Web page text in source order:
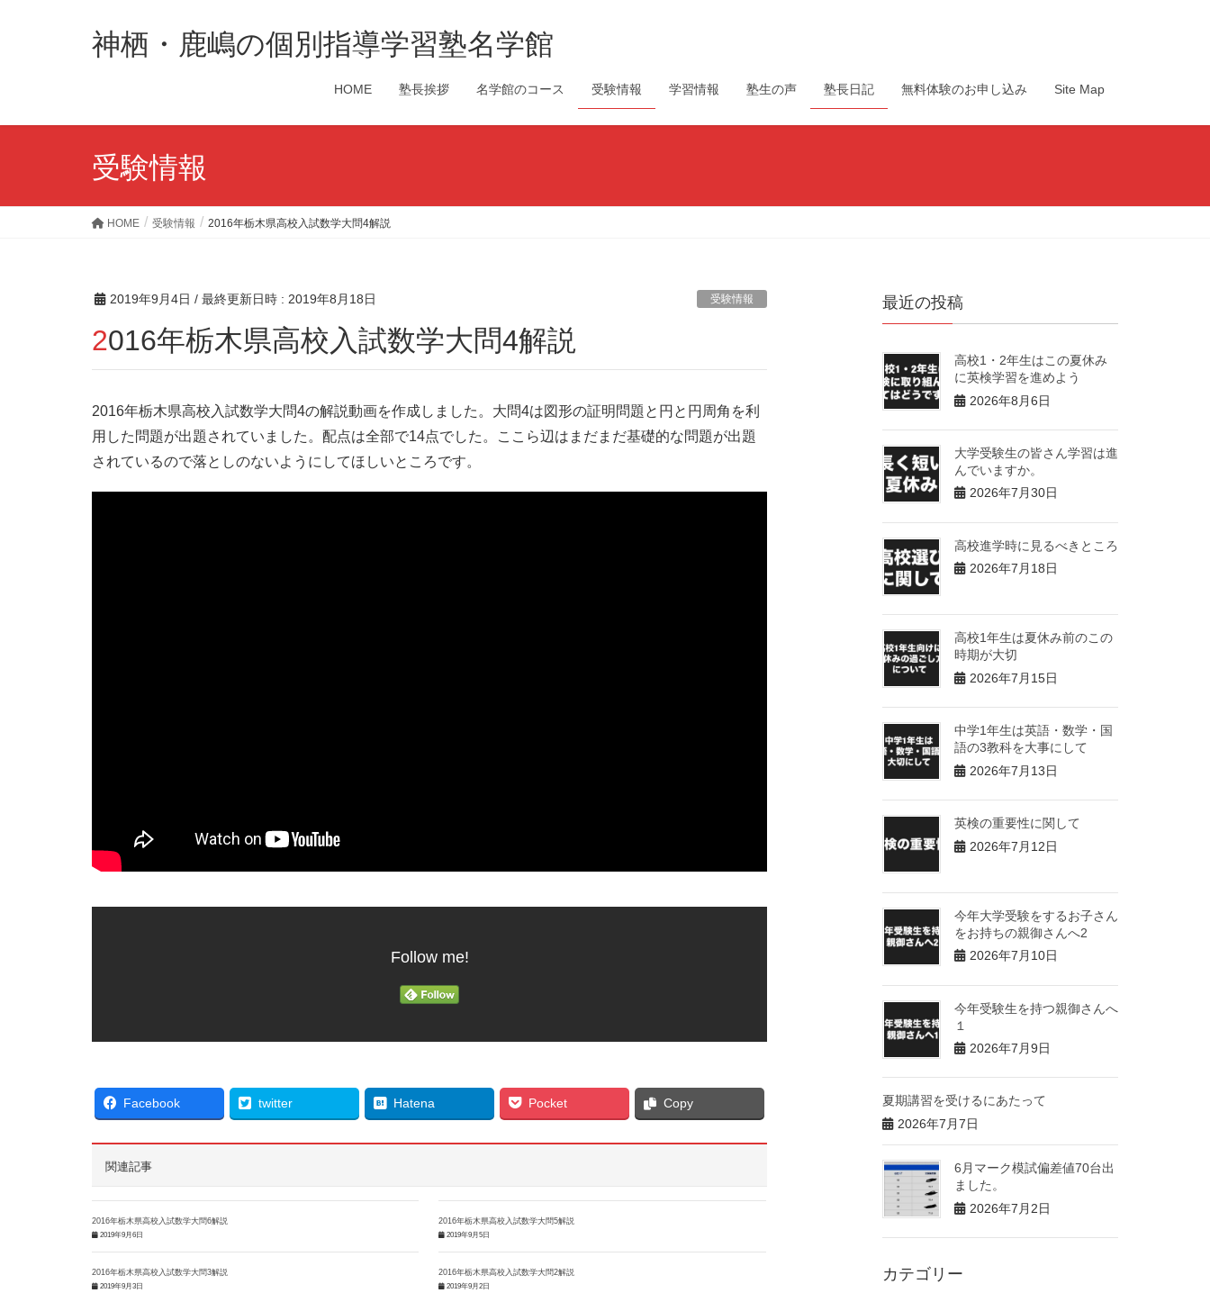
神栖・鹿嶋の個別指導学習塾名学館
HOME 塾長挨拶 名学館のコース 受験情報 学習情報 塾生の声 塾長日記 無料体験のお申し込み Site Map
受験情報
HOME 受験情報 2016年栃木県高校入試数学大問4解説
2019年9月4日 / 最終更新日時 : 2019年8月18日 受験情報
2016年栃木県高校入試数学大問4解説
2016年栃木県高校入試数学大問4の解説動画を作成しました。大問4は図形の証明問題と円と円周角を利
用した問題が出題されていました。配点は全部で14点でした。ここら辺はまだまだ基礎的な問題が出題
されているので落としのないようにしてほしいところです。
Follow me!
Facebook twitter Hatena Pocket Copy
関連記事
2016年栃木県高校入試数学大問6解説
2019年9月6日
2016年栃木県高校入試数学大問5解説
2019年9月5日
2016年栃木県高校入試数学大問3解説
2019年9月3日
2016年栃木県高校入試数学大問2解説
2019年9月2日
最近の投稿
高校1・2年生はこの夏休み
に英検学習を進めよう
2026年8月6日
大学受験生の皆さん学習は進
んでいますか。
2026年7月30日
高校進学時に見るべきところ
2026年7月18日
高校1年生は夏休み前のこの
時期が大切
2026年7月15日
中学1年生は英語・数学・国
語の3教科を大事にして
2026年7月13日
英検の重要性に関して
2026年7月12日
今年大学受験をするお子さん
をお持ちの親御さんへ2
2026年7月10日
今年受験生を持つ親御さんへ
１
2026年7月9日
夏期講習を受けるにあたって
2026年7月7日
6月マーク模試偏差値70台出
ました。
2026年7月2日
カテゴリー